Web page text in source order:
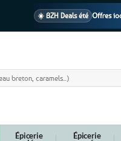
☀️ BZH Deals été Offres
Épicerie Épicerie